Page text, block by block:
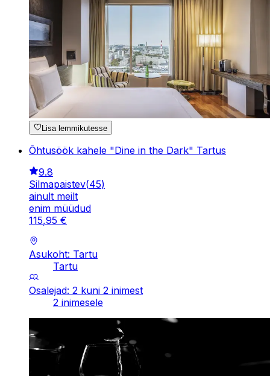
Lisa lemmikutesse
Õhtusöök kahele "Dine in the Dark" Tartus
9.8
Silmapaistev(45)
ainult meilt
enim müüdud
115,95 €
Asukoht: Tartu
Tartu
Osalejad: 2 kuni 2 inimest
2 inimesele